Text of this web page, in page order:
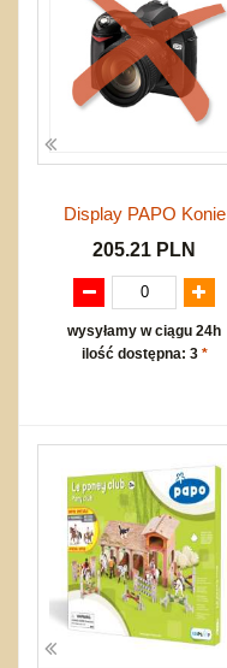
Display PAPO Konie
205.21 PLN
wysyłamy w ciągu 24h
ilość dostępna: 3 *